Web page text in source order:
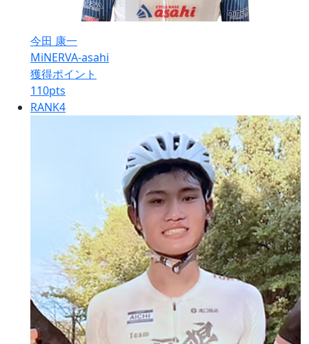
今田 康一
MiNERVA-asahi
獲得ポイント
110pts
RANK4